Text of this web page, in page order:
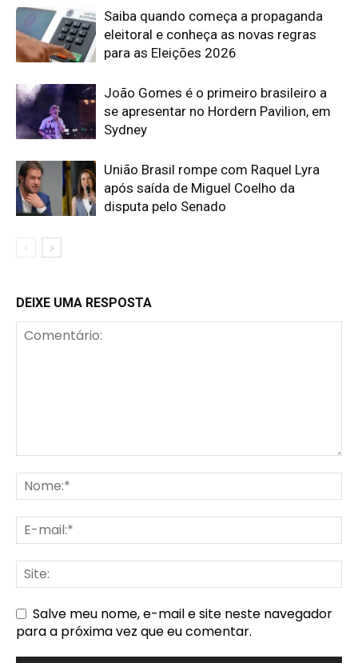
Saiba quando começa a propaganda
eleitoral e conheça as novas regras
para as Eleições 2026
João Gomes é o primeiro brasileiro a
se apresentar no Hordern Pavilion, em
Sydney
União Brasil rompe com Raquel Lyra
após saída de Miguel Coelho da
disputa pelo Senado
DEIXE UMA RESPOSTA
Salve meu nome, e-mail e site neste navegador
para a próxima vez que eu comentar.